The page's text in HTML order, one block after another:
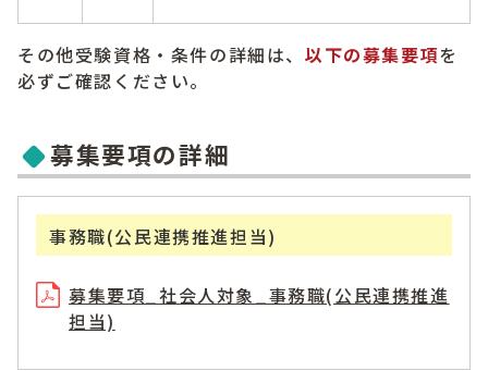
その他受験資格・条件の詳細は、以下の募集要項を
必ずご確認ください。
募集要項の詳細
事務職(公民連携推進担当)
募集要項_社会人対象_事務職(公民連携推進
担当)